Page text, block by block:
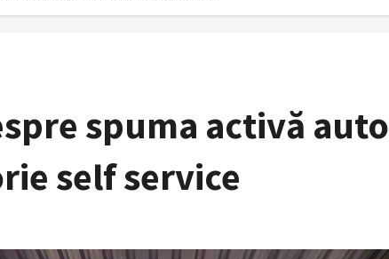
spuma activă auto
self service